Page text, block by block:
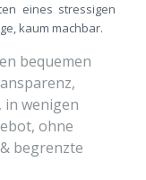
eines stressigen
kaum machbar.
bequemen
in wenigen
ohne
begrenzte